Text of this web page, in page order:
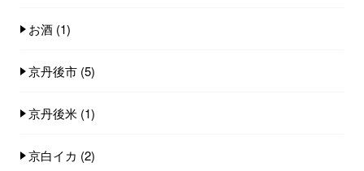
お酒 (1)
京丹後市 (5)
京丹後米 (1)
京白イカ (2)